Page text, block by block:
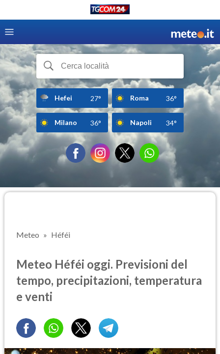
Hefei 27° Roma 36°
Milano 36° Napoli 34°
Meteo Héféi
Meteo Héféi oggi. Previsioni del
tempo, precipitazioni, temperatura
e venti